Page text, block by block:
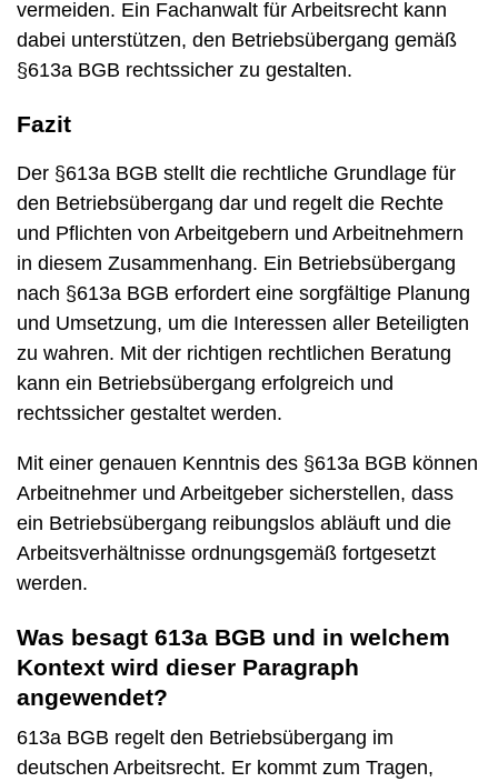
vermeiden. Ein Fachanwalt für Arbeitsrecht kann
dabei unterstützen, den Betriebsübergang gemäß
§613a BGB rechtssicher zu gestalten.
Fazit
Der §613a BGB stellt die rechtliche Grundlage für
den Betriebsübergang dar und regelt die Rechte
und Pflichten von Arbeitgebern und Arbeitnehmern
in diesem Zusammenhang. Ein Betriebsübergang
nach §613a BGB erfordert eine sorgfältige Planung
und Umsetzung, um die Interessen aller Beteiligten
zu wahren. Mit der richtigen rechtlichen Beratung
kann ein Betriebsübergang erfolgreich und
rechtssicher gestaltet werden.
Mit einer genauen Kenntnis des §613a BGB können
Arbeitnehmer und Arbeitgeber sicherstellen, dass
ein Betriebsübergang reibungslos abläuft und die
Arbeitsverhältnisse ordnungsgemäß fortgesetzt
werden.
Was besagt 613a BGB und in welchem
Kontext wird dieser Paragraph
angewendet?
613a BGB regelt den Betriebsübergang im
deutschen Arbeitsrecht. Er kommt zum Tragen,